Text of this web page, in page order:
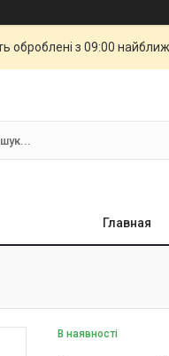
оброблені з 09:00
Главная
В наявності